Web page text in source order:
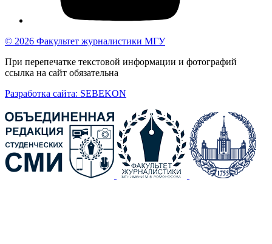
© 2026 Факультет журналистики МГУ
При перепечатке текстовой информации и фотографий
ссылка на сайт обязательна
Разработка сайта: SEBEKON